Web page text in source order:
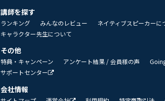
講師を探す
ランキング みんなのレビュー ネイティブスピーカーに
キャラクター先生について
その他
特典・キャンペーン アンケート結果 / 会員様の声
サポートセンター
会社情報